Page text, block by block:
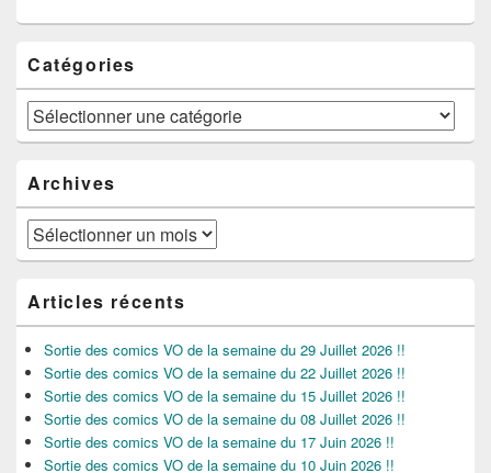
Catégories
Catégories
Archives
Archives
Articles récents
Sortie des comics VO de la semaine du 29 Juillet 2026 !!
Sortie des comics VO de la semaine du 22 Juillet 2026 !!
Sortie des comics VO de la semaine du 15 Juillet 2026 !!
Sortie des comics VO de la semaine du 08 Juillet 2026 !!
Sortie des comics VO de la semaine du 17 Juin 2026 !!
Sortie des comics VO de la semaine du 10 Juin 2026 !!